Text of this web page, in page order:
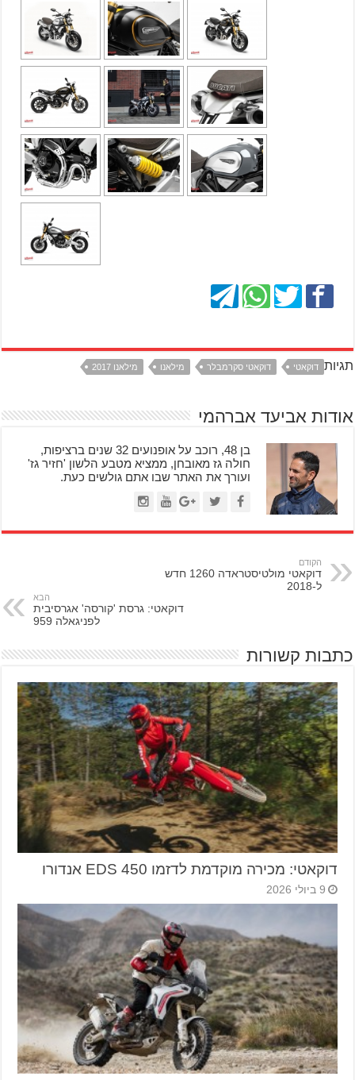
תגיות דוקאטי דוקאטי סקרמבלר מילאנו מילאנו 2017
אודות אביעד אברהמי
בן 48, רוכב על אופנועים 32 שנים ברציפות,
חולה גז מאובחן, ממציא מטבע הלשון 'חזיר גז'
ועורך את האתר שבו אתם גולשים כעת.
הקודם
דוקאטי מולטיסטראדה 1260 חדש
ל-2018
הבא
דוקאטי: גרסת 'קורסה' אגרסיבית
לפניגאלה 959
כתבות קשורות
דוקאטי: מכירה מוקדמת לדזמו 450 EDS אנדורו
9 ביולי 2026